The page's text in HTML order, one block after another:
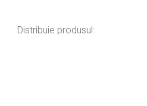
Distribuie produsul: